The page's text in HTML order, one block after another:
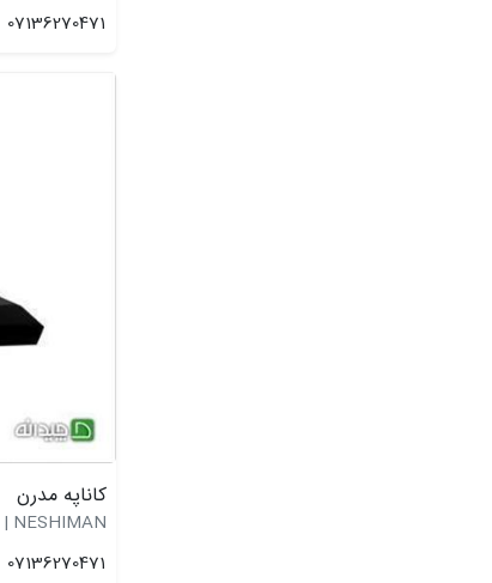
07136270471
کاناپه مدرن
NESHIMAN | مبلمان نشیمن
07136270471